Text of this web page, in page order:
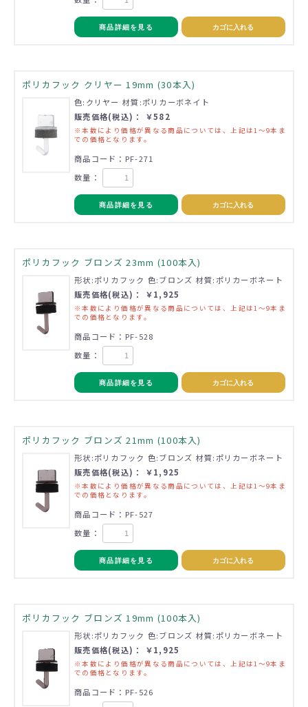
商品詳細を見る カゴに入れる
ポリカフック クリヤー 19mm (30本入)
色:クリヤー 材質:ポリカーボネイト
販売価格(税込)： ￥582
※本数により価格が異なる商品については、上記は1～9本ま
での価格となります。
商品コード：PF-271
数量：
商品詳細を見る カゴに入れる
ポリカフック ブロンズ 23mm (100本入)
形状:ポリカフック 色:ブロンズ 材質:ポリカーボネート
販売価格(税込)： ￥1,925
※本数により価格が異なる商品については、上記は1～9本ま
での価格となります。
商品コード：PF-528
数量：
商品詳細を見る カゴに入れる
ポリカフック ブロンズ 21mm (100本入)
形状:ポリカフック 色:ブロンズ 材質:ポリカーボネート
販売価格(税込)： ￥1,925
※本数により価格が異なる商品については、上記は1～9本ま
での価格となります。
商品コード：PF-527
数量：
商品詳細を見る カゴに入れる
ポリカフック ブロンズ 19mm (100本入)
形状:ポリカフック 色:ブロンズ 材質:ポリカーボネート
販売価格(税込)： ￥1,925
※本数により価格が異なる商品については、上記は1～9本ま
での価格となります。
商品コード：PF-526